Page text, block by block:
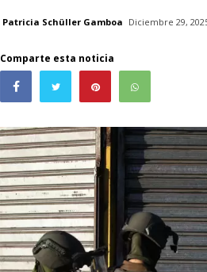
Patricia Schüller Gamboa Diciembre 29,
Comparte esta noticia